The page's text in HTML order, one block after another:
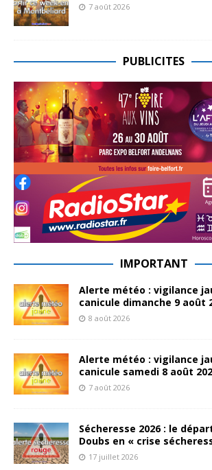
7 août 2026
PUBLICITES
IMPORTANT
Alerte météo : vigilance
canicule dimanche 9 août
8 août 2026
Alerte météo : vigilance
canicule samedi 8 août
7 août 2026
Sécheresse 2026 : le
Doubs en « crise
17 juillet 2026